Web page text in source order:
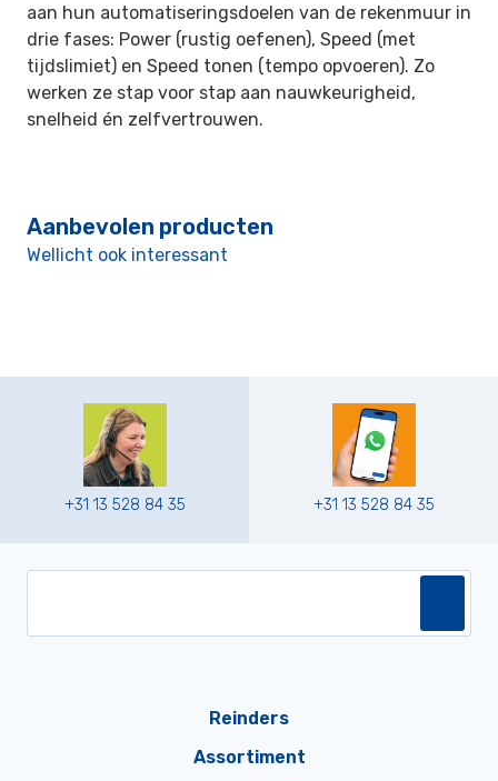
aan hun automatiseringsdoelen van de rekenmuur in
drie fases: Power (rustig oefenen), Speed (met
tijdslimiet) en Speed tonen (tempo opvoeren). Zo
werken ze stap voor stap aan nauwkeurigheid,
snelheid én zelfvertrouwen.
Aanbevolen producten
Wellicht ook interessant
+31 13 528 84 35 +31 13 528 84 35
Reinders
Assortiment